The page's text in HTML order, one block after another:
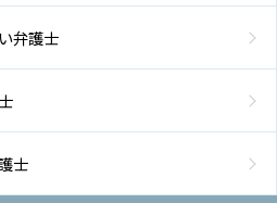
弁護士
士